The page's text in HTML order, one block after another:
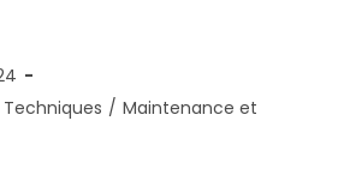
/ Maintenance et